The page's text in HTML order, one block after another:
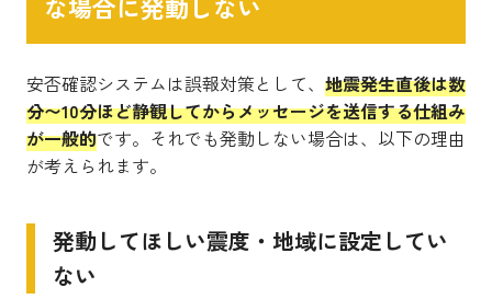
安否確認システムは誤報対策として、 地震発生直後は数
分〜10分ほど静観してからメッセージを送信する仕組み
が一般的です。それでも発動しない場合は、以下の理由
が考えられます。
発動してほしい震度・地域に設定してい
ない